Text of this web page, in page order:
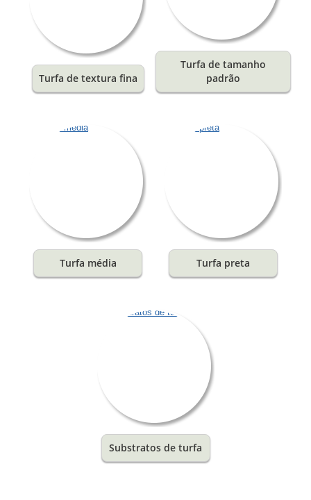
Turfa de textura fina
Turfa de tamanho
padrão
Turfa média Turfa preta
Substratos de turfa